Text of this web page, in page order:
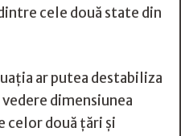
cele două state din
ar putea destabiliza
dimensiunea
două țări și